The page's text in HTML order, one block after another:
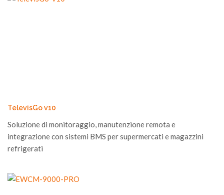
TelevisGo v10
Soluzione di monitoraggio, manutenzione remota e
integrazione con sistemi BMS per supermercati e magazzini
refrigerati